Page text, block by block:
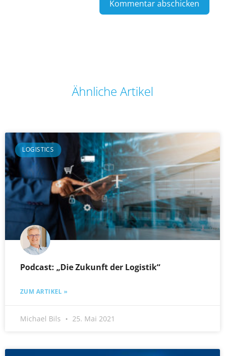
Ähnliche Artikel
LOGISTICS
Podcast: „Die Zukunft der Logistik“
ZUM ARTIKEL »
Michael Bils 25. Mai 2021